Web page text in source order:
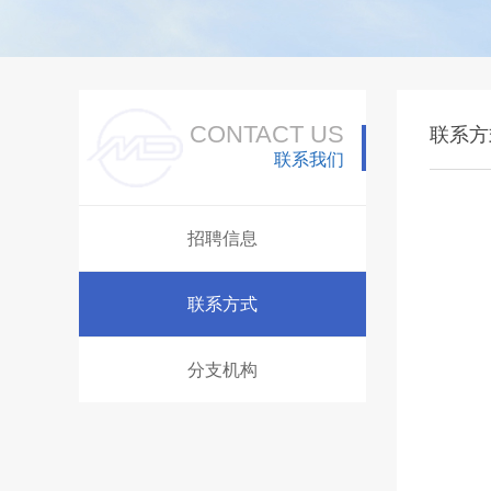
CONTACT US
联系我们
招聘信息
联系方式
分支机构
联系